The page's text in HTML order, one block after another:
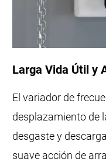
Larga Vida Útil y
El variador de
desplazamiento de
desgaste y
suave acción de